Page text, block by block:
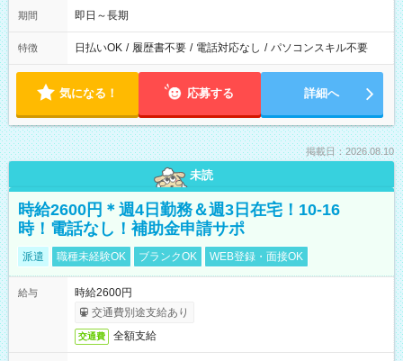
期間 即日～長期
特徴 日払いOK / 履歴書不要 / 電話対応なし / パソコンスキル不要
気になる！ 応募する 詳細へ
掲載日：2026.08.10
未読
時給2600円＊週4日勤務＆週3日在宅！10-16
時！電話なし！補助金申請サポ
派遣 職種未経験OK ブランクOK WEB登録・面接OK
給与
時給2600円
交通費別途支給あり
交通費 全額支給